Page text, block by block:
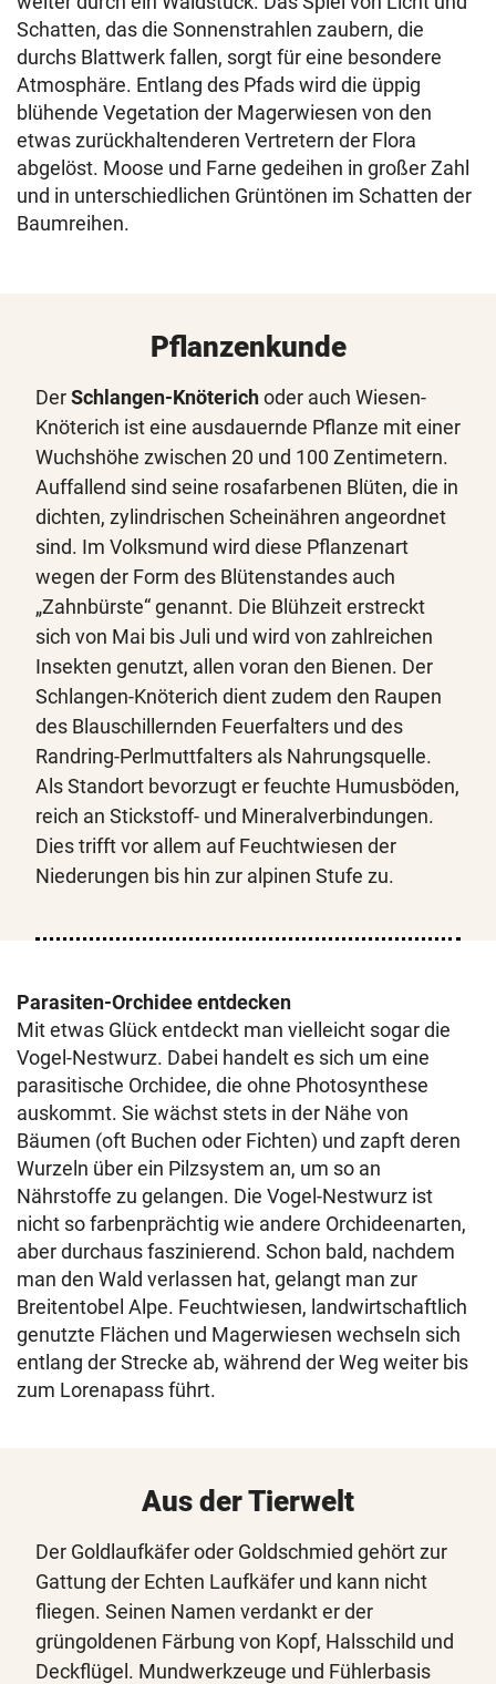
Schatten, das die Sonnenstrahlen zaubern, die
durchs Blattwerk fallen, sorgt für eine besondere
Atmosphäre. Entlang des Pfads wird die üppig
blühende Vegetation der Magerwiesen von den
etwas zurückhaltenderen Vertretern der Flora
abgelöst. Moose und Farne gedeihen in großer Zahl
und in unterschiedlichen Grüntönen im Schatten der
Baumreihen.
Pflanzenkunde
DerSchlangen-Knöterichoder auch Wiesen-
Knöterich ist eine ausdauernde Pflanze mit einer
Wuchshöhe zwischen 20 und 100 Zentimetern.
Auffallend sind seine rosafarbenen Blüten, die in
dichten, zylindrischen Scheinähren angeordnet
sind. Im Volksmund wird diese Pflanzenart
wegen der Form des Blütenstandes auch
„Zahnbürste“ genannt. Die Blühzeit erstreckt
sich von Mai bis Juli und wird von zahlreichen
Insekten genutzt, allen voran den Bienen. Der
Schlangen-Knöterich dient zudem den Raupen
des Blauschillernden Feuerfalters und des
Randring-Perlmuttfalters als Nahrungsquelle.
Als Standort bevorzugt er feuchte Humusböden,
reich an Stickstoff- und Mineralverbindungen.
Dies trifft vor allem auf Feuchtwiesen der
Niederungen bis hin zur alpinen Stufe zu.
Parasiten-Orchidee entdecken
Mit etwas Glück entdeckt man vielleicht sogar die
Vogel-Nestwurz. Dabei handelt es sich um eine
parasitische Orchidee, die ohne Photosynthese
auskommt. Sie wächst stets in der Nähe von
Bäumen (oft Buchen oder Fichten) und zapft deren
Wurzeln über ein Pilzsystem an, um so an
Nährstoffe zu gelangen. Die Vogel-Nestwurz ist
nicht so farbenprächtig wie andere Orchideenarten,
aber durchaus faszinierend. Schon bald, nachdem
man den Wald verlassen hat, gelangt man zur
Breitentobel Alpe. Feuchtwiesen, landwirtschaftlich
genutzte Flächen und Magerwiesen wechseln sich
entlang der Strecke ab, während der Weg weiter bis
zum Lorenapass führt.
Aus der Tierwelt
Der Goldlaufkäfer oder Goldschmied gehört zur
Gattung der Echten Laufkäfer und kann nicht
fliegen. Seinen Namen verdankt er der
grüngoldenen Färbung von Kopf, Halsschild und
Deckflügel. Mundwerkzeuge und Fühlerbasis